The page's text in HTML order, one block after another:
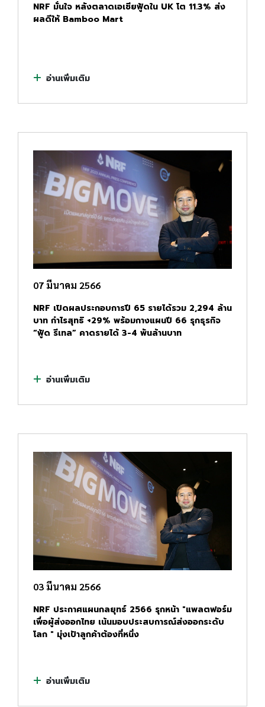
NRF มั่นใจ หลังตลาดเอเชียฟู้ดใน UK โต 11.3% ส่ง
ผลดีให้ Bamboo Mart
อ่านเพิ่มเติม
07 มีนาคม 2566
NRF เปิดผลประกอบการปี 65 รายได้รวม 2,294 ล้าน
บาท กำไรสุทธิ +29% พร้อมกางแผนปี 66 รุกธุรกิจ
“ฟู้ด รีเทล” คาดรายได้ 3-4 พันล้านบาท
อ่านเพิ่มเติม
03 มีนาคม 2566
NRF ประกาศแผนกลยุทธ์ 2566 รุกหน้า "แพลตฟอร์ม
เพื่อผู้ส่งออกไทย เน้นมอบประสบการณ์ส่งออกระดับ
โลก " มุ่งเป้าลูกค้าต้องที่หนึ่ง
อ่านเพิ่มเติม